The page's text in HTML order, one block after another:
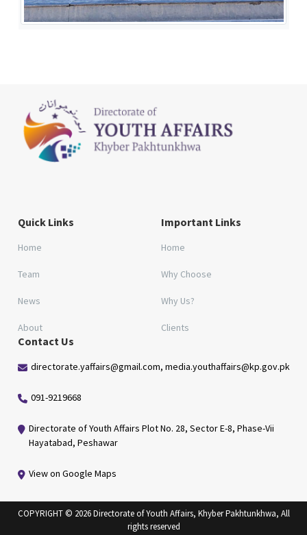
Quick Links
Home
Team
News
About
Important Links
Home
Why Choose
Why Us?
Clients
Contact Us
directorate.yaffairs@gmail.com, media.youthaffairs@kp.gov.pk
091-9219668
Directorate of Youth Affairs Plot No. 28, Sector E-8, Phase-Vii
Hayatabad, Peshawar
View on Google Maps
COPYRIGHT © 2026 Directorate of Youth Affairs, Khyber Pakhtunkhwa, All
rights reserved